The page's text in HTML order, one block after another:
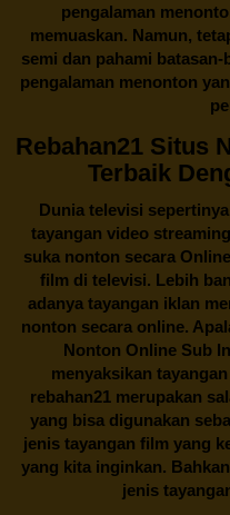
pengalaman
memuaskan. Namun,
semi dan pahami
pengalaman menonton
Rebahan21 Situs
Terbaik
Dunia televisi
tayangan video
suka nonton secara
film di televisi. Lebih
adanya tayangan iklan
nonton secara online.
Nonton Online Sub
menyaksikan
rebahan21 merupakan
yang bisa digunakan
jenis tayangan film yang
yang kita inginkan.
jenis